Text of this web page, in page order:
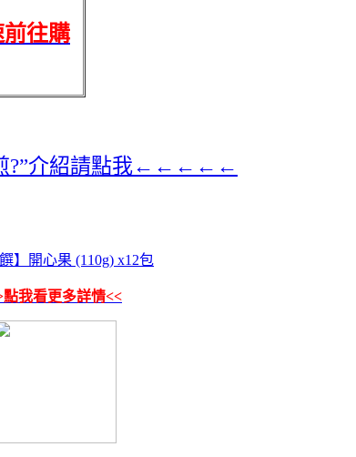
往購
?”介紹請點我←←←←←
饌】開心果 (110g) x12包
點我看更多詳情<<